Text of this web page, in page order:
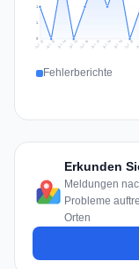
1
1
Jul 12 Jul 13 Jul 14 Jul 15 Jul 16 Jul 17 Jul 18 Jul 19 Jul 20
Fehlerberichte
Erkunden
Meldungen
Probleme
Orten